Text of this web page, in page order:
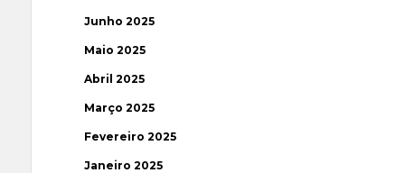
Junho 2025
Maio 2025
Abril 2025
Março 2025
Fevereiro 2025
Janeiro 2025